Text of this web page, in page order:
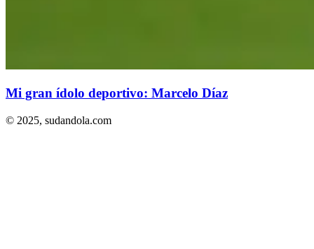
Mi gran ídolo deportivo: Marcelo Díaz
© 2025, sudandola.com